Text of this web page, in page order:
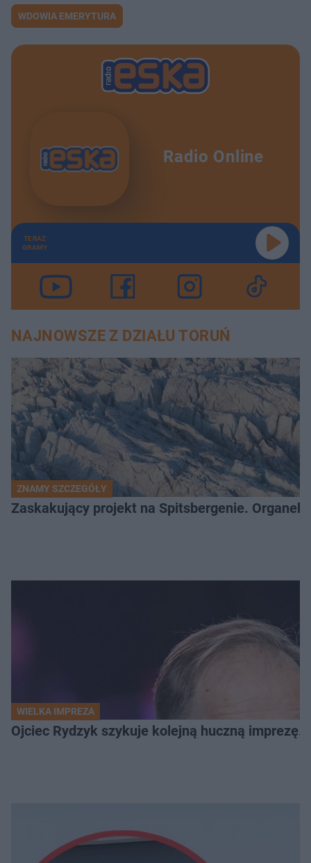
WDOWIA EMERYTURA
Radio Online
TERAZ
GRAMY
NAJNOWSZE Z DZIAŁU TORUŃ
ZNAMY SZCZEGÓŁY
Zaskakujący projekt na Spitsbergenie.
WIELKA IMPREZA
Ojciec Rydzyk szykuje kolejną huczną imprezę.